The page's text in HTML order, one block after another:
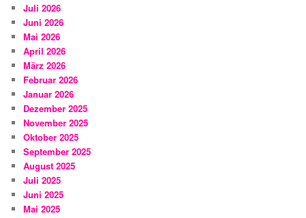
Juli 2026
Juni 2026
Mai 2026
April 2026
März 2026
Februar 2026
Januar 2026
Dezember 2025
November 2025
Oktober 2025
September 2025
August 2025
Juli 2025
Juni 2025
Mai 2025